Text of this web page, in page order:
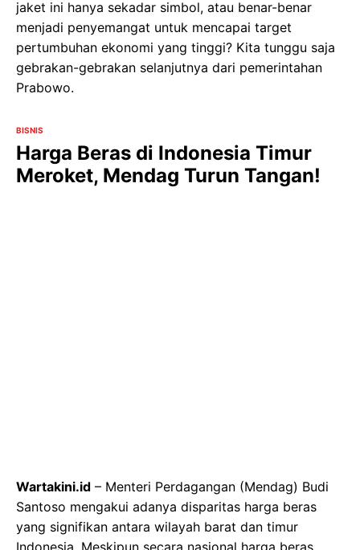
jaket ini hanya sekadar simbol, atau benar-benar
menjadi penyemangat untuk mencapai target
pertumbuhan ekonomi yang tinggi? Kita tunggu saja
gebrakan-gebrakan selanjutnya dari pemerintahan
Prabowo.
BISNIS
Harga Beras di Indonesia Timur
Meroket, Mendag Turun Tangan!
Zulhas Gebrak Meja Dapur Gizi Wajib Beli Lokal
Krisis Air Nasional Teratasi Ratusan Ribu Jiwa Lega
Pajak Online Batal Diterapkan Ritel Meradang